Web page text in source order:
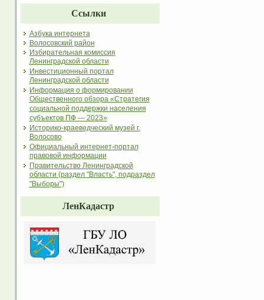
Ссылки
Азбука интернета
Волосовский район
Избирательная комиссия
Ленинградской области
Инвестиционный портал
Ленинградской области
Информация о формировании
Общественного обзора «Стратегия
социальной поддержки населения
субъектов ПФ — 2023»
Историко-краеведческий музей г.
Волосово
Официальный интернет-портал
правовой информации
Правительство Ленинградской
области (раздел "Власть", подраздел
"Выборы")
ЛенКадастр